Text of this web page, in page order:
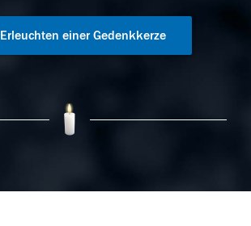
Erleuchten einer Gedenkkerze